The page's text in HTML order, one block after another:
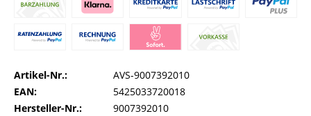
Artikel-Nr.:
AVS-9007392010
EAN:
5425033720018
Hersteller-Nr.:
9007392010